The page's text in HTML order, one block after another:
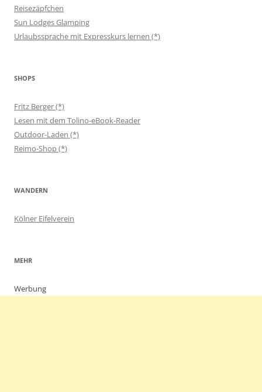
Reisezäpfchen
Sun Lodges Glamping
Urlaubssprache mit Expresskurs lernen (*)
SHOPS
Fritz Berger (*)
Lesen mit dem Tolino-eBook-Reader
Outdoor-Laden (*)
Reimo-Shop (*)
WANDERN
Kölner Eifelverein
MEHR
Werbung